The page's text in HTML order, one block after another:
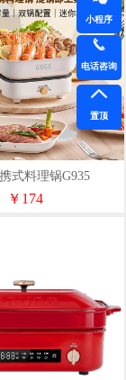
式料理锅G935
￥174
小程序
电话咨询
置顶